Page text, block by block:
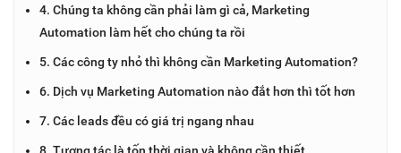
4. Chúng ta không cần phải làm gì cả, Marketing
Automation làm hết cho chúng ta rồi
5. Các công ty nhỏ thì không cần Marketing Automation?
6. Dịch vụ Marketing Automation nào đắt hơn thì tốt hơn
7. Các leads đều có giá trị ngang nhau
8. Tương tác là tốn thời gian và không cần thiết